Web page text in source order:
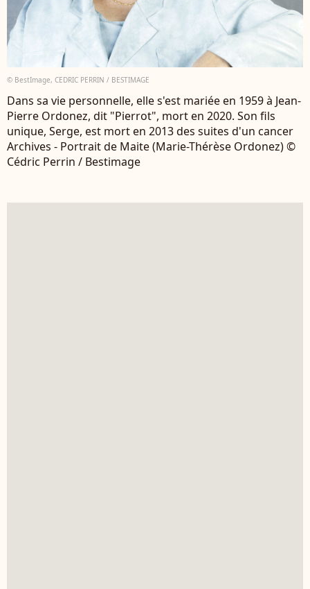
© BestImage, CEDRIC PERRIN / BESTIMAGE
Dans sa vie personnelle, elle s'est mariée en 1959 à Jean-
Pierre Ordonez, dit "Pierrot", mort en 2020. Son fils
unique, Serge, est mort en 2013 des suites d'un cancer
Archives - Portrait de Maite (Marie-Thérèse Ordonez) ©
Cédric Perrin / Bestimage